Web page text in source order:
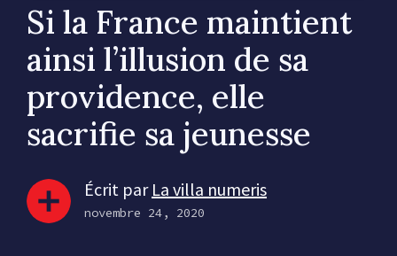
Si la France maintient
ainsi l’illusion de sa
providence, elle
sacrifie sa jeunesse
Écrit par La villa numeris
novembre 24, 2020